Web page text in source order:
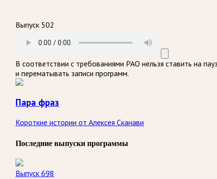
Выпуск 502
В соответствии с требованиями РАО нельзя ставить на
и перематывать записи программ.
Пара фраз
Короткие истории от Алексея Сканави
Последние выпуски программы
Выпуск 698